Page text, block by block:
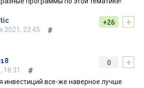
+
+26
2021, 23:45
#
+
0
18:31
#
инвестиций все-же наверное лучше